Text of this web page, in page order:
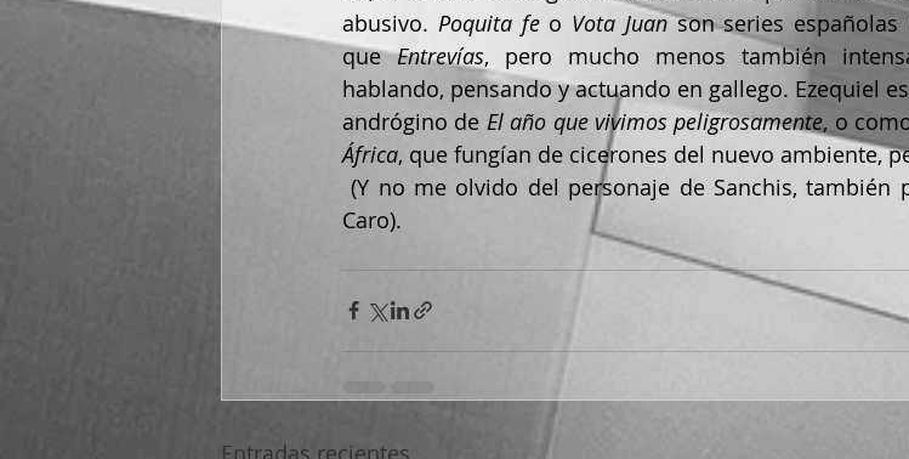
abusivo. Poquita fe o Vota Juan son series
que Entrevías, pero mucho menos también
hablando, pensando y actuando en gallego. Ezequiel
andrógino de El año que vivimos peligrosamente, o
África, que fungían de cicerones del nuevo ambiente,
(Y no me olvido del personaje de Sanchis, también para gran lucimiento de Manolo
Caro).
Entradas recientes